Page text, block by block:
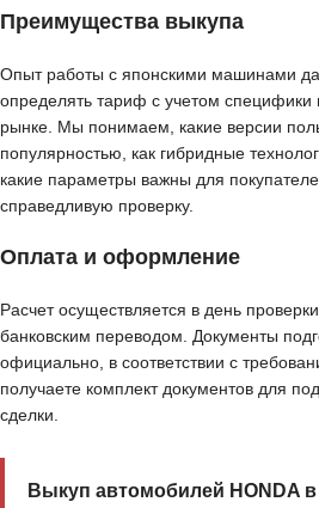
Преимущества выкупа
Опыт работы с японскими машинами
определять тариф с учетом специфики
рынке. Мы понимаем, какие версии
популярностью, как гибридные
какие параметры важны для
справедливую проверку.
Оплата и оформление
Расчет осуществляется в день
банковским переводом. Документы
официально, в соответствии с
получаете комплект документов для
сделки.
Выкуп автомобилей HONDA